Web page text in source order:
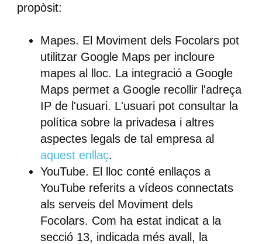
propòsit:
Mapes. El Moviment dels Focolars pot
utilitzar Google Maps per incloure
mapes al lloc. La integració a Google
Maps permet a Google recollir l'adreça
IP de l'usuari. L'usuari pot consultar la
política sobre la privadesa i altres
aspectes legals de tal empresa al
aquest enllaç.
YouTube. El lloc conté enllaços a
YouTube referits a vídeos connectats
als serveis del Moviment dels
Focolars. Com ha estat indicat a la
secció 13, indicada més avall, la